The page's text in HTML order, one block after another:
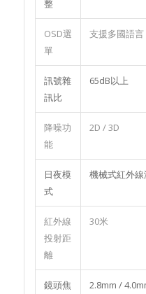
整
OSD選
單
支援多國語言
訊號雜
訊比
65dB以上
降噪功
能
2D / 3D
日夜模
式
機械式紅外
紅外線
投射距
離
30米
鏡頭焦
2.8mm /